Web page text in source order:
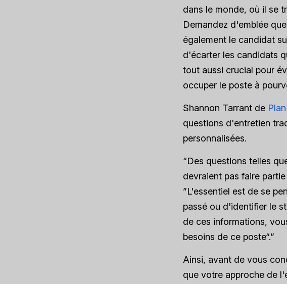
dans le monde, où il se
Demandez d'emblée
également le candidat
d'écarter les candidats
tout aussi crucial pour
occuper le poste à
Shannon Tarrant de
questions d'entretien
personnalisées.
“Des questions telles
devraient pas faire
”L'essentiel est de se
passé ou d'identifier le
de ces informations,
besoins de ce poste“.”
Ainsi, avant de vous
que votre approche de